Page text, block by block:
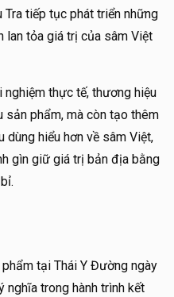
tiếp tục phát triển những
lan tỏa giá trị của sâm Việt
thực tế, thương hiệu
sản phẩm, mà còn tạo thêm
hiểu hơn về sâm Việt,
gìn giữ giá trị bản địa bằng
tại Thái Y Đường ngày
trong hành trình kết